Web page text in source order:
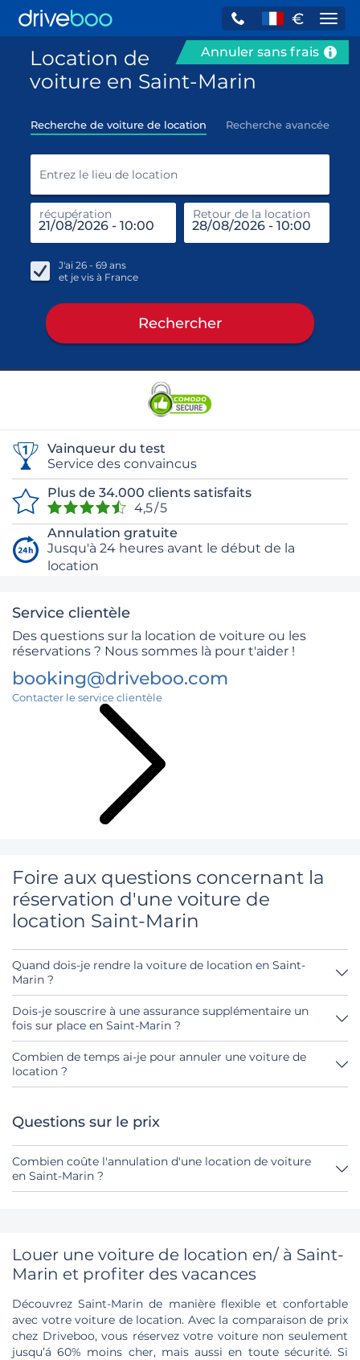
€
Annuler sans frais
Location de
voiture en Saint-Marin
Recherche de voiture de location Recherche avancée
Entrez le lieu de location
récupération Retour de la location
J'ai 26 - 69 ans
et je vis à France
Rechercher
Louer une voiture de location en/ à Saint-
Marin et profiter des vacances
Découvrez Saint-Marin de manière flexible et confortable
avec votre voiture de location. Avec la comparaison de prix
chez Driveboo, vous réservez votre voiture non seulement
jusqu’á 60% moins cher, mais aussi en toute sécurité. Si
Vainqueur du test
Service des convaincus
Plus de 34.000 clients satisfaits
4,5 / 5
Annulation gratuite
Jusqu'à 24 heures avant le début de la
location
Service clientèle
Des questions sur la location de voiture ou les
réservations ? Nous sommes là pour t'aider !
booking@driveboo.com
Contacter le service clientèle
Foire aux questions concernant la
réservation d'une voiture de
location Saint-Marin
Quand dois-je rendre la voiture de location en Saint-
Marin ?
En principe, tu peux rendre la voiture de location à
n'importe quel moment de la journée. Il est seulement
important que tu ne rendes pas la voiture de location
plus tard que le délai indiqué lors de la réservation.
Dois-je souscrire à une assurance supplémentaire un
fois sur place en Saint-Marin ?
Réserve de préférence l'assurance casco complète sans
franchise par notre intermédiaire. Ainsi, tu n'auras pas
besoin de souscrire une autre assurance sur place.
Combien de temps ai-je pour annuler une voiture de
location ?
Tu as jusqu'à 24 heures avant la location pour annuler,
Questions sur le prix
Combien coûte l'annulation d'une location de voiture
en Saint-Marin ?
Jusqu'à 24 heures avant la location, l'annulation pendant